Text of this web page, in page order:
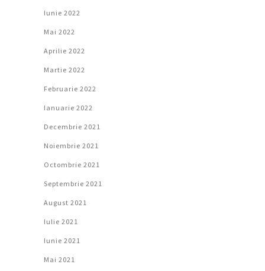
Iunie 2022
Mai 2022
Aprilie 2022
Martie 2022
Februarie 2022
Ianuarie 2022
Decembrie 2021
Noiembrie 2021
Octombrie 2021
Septembrie 2021
August 2021
Iulie 2021
Iunie 2021
Mai 2021